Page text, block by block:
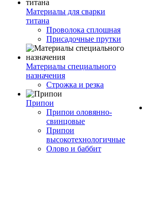
Материалы для сварки
титана
Проволока сплошная
Присадочные прутки
Материалы специального
назначения
Строжка и резка
Припои
Припои оловянно-
свинцовые
Припои
высокотехнологичные
Олово и баббит